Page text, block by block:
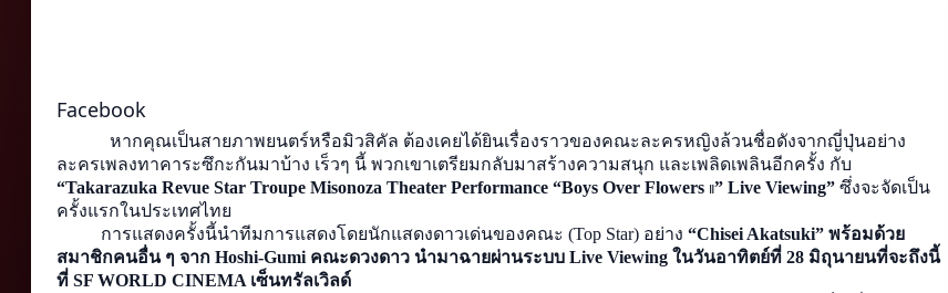
Facebook
หากคุณเป็นสายภาพยนตร์หรือมิวสิคัล ต้องเคยได้ยินเรื่องราวของคณะละครหญิงล้วนชื่อดังจากญี่ปุ่นอย่าง
“Takarazuka Revue Star Troupe Misonoza Theater Performance “Boys Over Flowers ” Live Viewing” ซึ่งจะจัดเป็น
ครั้งแรกในประเทศไทย
การแสดงครั้งนี้นำทีมการแสดงโดยนักแสดงดาวเด่นของคณะ (Top Star) อย่าง “Chisei Akatsuki” พร้อมด้วย
สมาชิกคนอื่น ๆ จาก Hoshi-Gumi คณะดวงดาว นำมาฉายผ่านระบบ Live Viewing ในวันอาทิตย์ที่ 28 มิถุนายนที่จะถึงนี้
ที่ SF WORLD CINEMA เซ็นทรัลเวิลด์